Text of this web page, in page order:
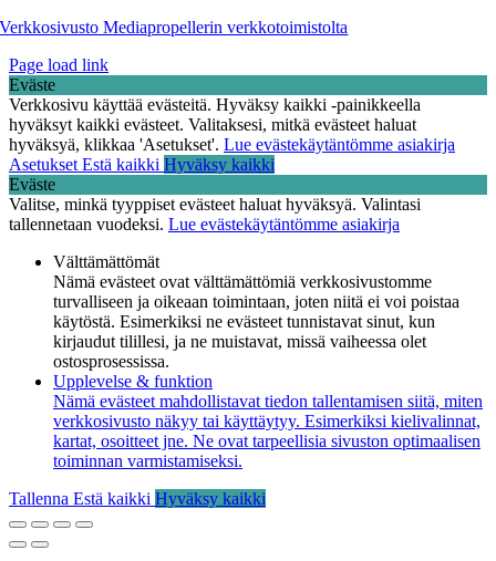
Verkkosivusto Mediapropellerin verkkotoimistolta
Page load link
Eväste
Verkkosivu käyttää evästeitä. Hyväksy kaikki -painikkeella
hyväksyt kaikki evästeet. Valitaksesi, mitkä evästeet haluat
hyväksyä, klikkaa 'Asetukset'. Lue evästekäytäntömme asiakirja
Asetukset Estä kaikki Hyväksy kaikki
Eväste
Valitse, minkä tyyppiset evästeet haluat hyväksyä. Valintasi
tallennetaan vuodeksi. Lue evästekäytäntömme asiakirja
Välttämättömät
Nämä evästeet ovat välttämättömiä verkkosivustomme
turvalliseen ja oikeaan toimintaan, joten niitä ei voi poistaa
käytöstä. Esimerkiksi ne evästeet tunnistavat sinut, kun
kirjaudut tilillesi, ja ne muistavat, missä vaiheessa olet
ostosprosessissa.
Upplevelse & funktion
Nämä evästeet mahdollistavat tiedon tallentamisen siitä, miten
verkkosivusto näkyy tai käyttäytyy. Esimerkiksi kielivalinnat,
kartat, osoitteet jne. Ne ovat tarpeellisia sivuston optimaalisen
toiminnan varmistamiseksi.
Tallenna Estä kaikki Hyväksy kaikki